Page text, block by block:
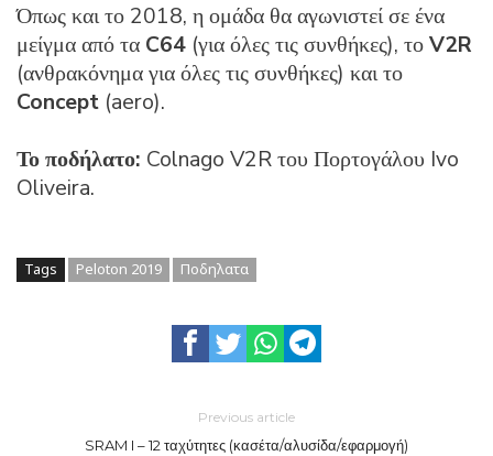
Όπως και το 2018, η ομάδα θα αγωνιστεί σε ένα
μείγμα από τα C64 (για όλες τις συνθήκες), τοV2R
(ανθρακόνημα για όλες τις συνθήκες) και το
Concept (aero).
Το ποδήλατο: Colnago V2R του Πορτογάλου Ivo
Oliveira.
Tags Peloton 2019 Ποδηλατα
Previous article
SRAM I – 12 ταχύτητες (κασέτα/αλυσίδα/εφαρμογή)